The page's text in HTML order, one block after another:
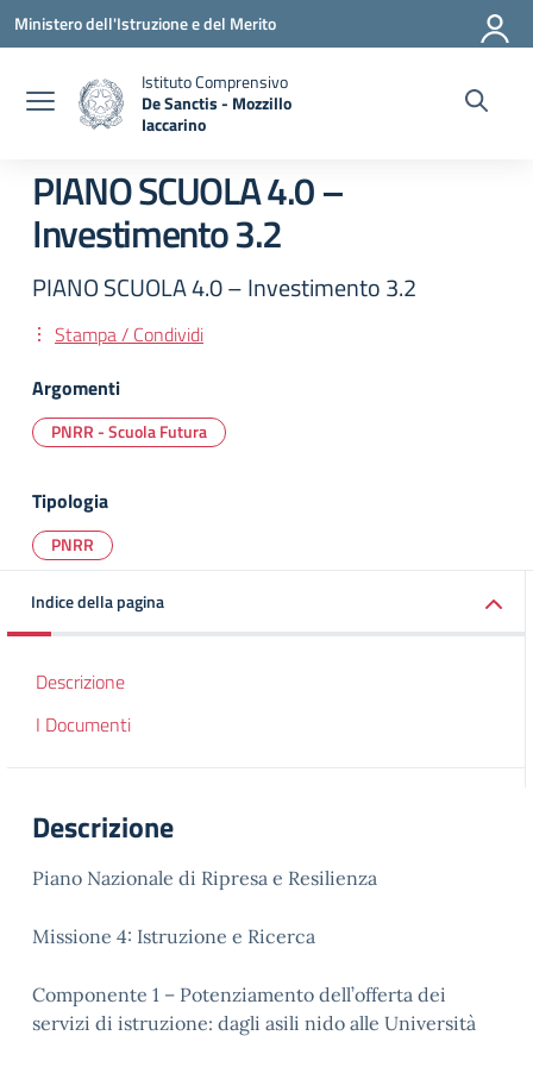
Vai ai contenuti
Vai al menu di navigazione
Vai al footer
Ministero dell'Istruzione e del Merito
Istituto Comprensivo
De Sanctis - Mozzillo
Iaccarino
PIANO SCUOLA 4.0 –
Investimento 3.2
PIANO SCUOLA 4.0 – Investimento 3.2
Stampa / Condividi
Argomenti
PNRR - Scuola Futura
Tipologia
PNRR
Indice della pagina
Descrizione
I Documenti
Descrizione
Piano Nazionale di Ripresa e Resilienza
Missione 4: Istruzione e Ricerca
Componente 1 – Potenziamento dell’offerta dei
servizi di istruzione: dagli asili nido alle Università